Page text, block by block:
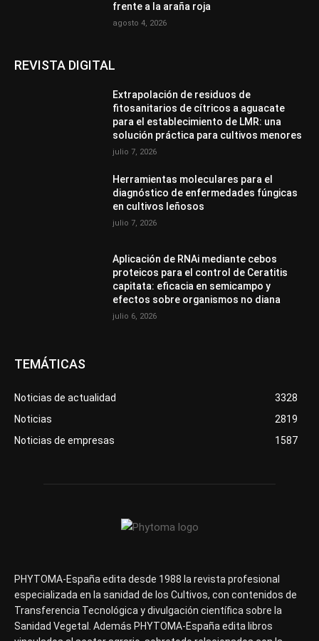
frente a la araña roja
agosto 4, 2026
REVISTA DIGITAL
Extrapolación de residuos de
fitosanitarios de cítricos a aguacate
para el establecimiento de LMR: una
solución práctica para cultivos menores
julio 7, 2026
Herramientas moleculares para el
diagnóstico de enfermedades fúngicas
en cultivos leñosos
julio 7, 2026
Aplicación de RNAi mediante cebos
proteicos para el control de Ceratitis
capitata: eficacia en semicampo y
efectos sobre organismos no diana
julio 6, 2026
TEMÁTICAS
Noticias de actualidad
3328
Noticias
2819
Noticias de empresas
1587
PHYTOMA-España edita desde 1988 la revista profesional
especializada en la sanidad de los Cultivos, con contenidos de
Transferencia Tecnológica y divulgación científica sobre la
Sanidad Vegetal. Además PHYTOMA-España edita libros